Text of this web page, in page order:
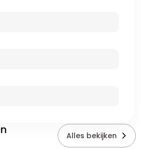
Alles bekijken